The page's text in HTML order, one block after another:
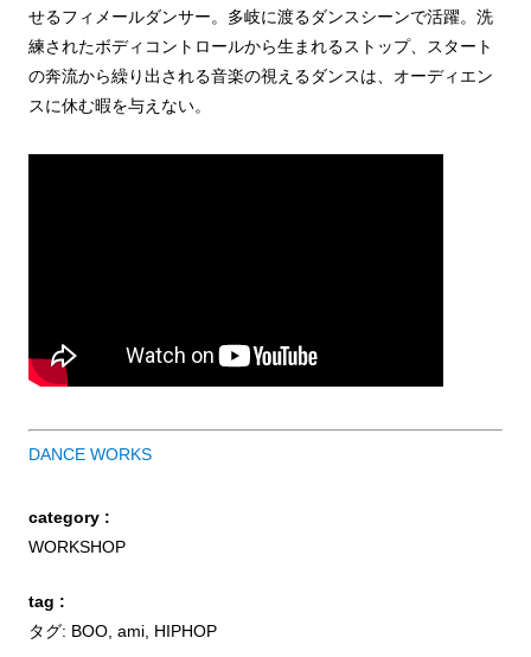
せるフィメールダンサー。多岐に渡るダンスシーンで活躍。洗
練されたボディコントロールから生まれるストップ、スタート
の奔流から繰り出される音楽の視えるダンスは、オーディエン
スに休む暇を与えない。
DANCE WORKS
category :
WORKSHOP
tag :
タグ: BOO, ami, HIPHOP